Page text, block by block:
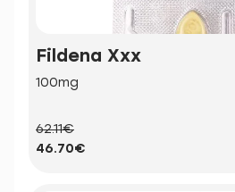
Fildena Xxx
100mg
62.11€
46.70€